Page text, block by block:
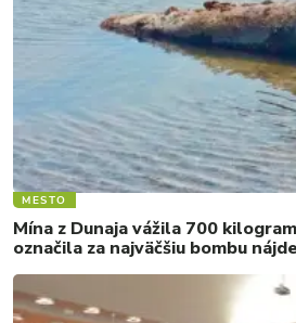
MESTO
Mína z Dunaja vážila 700
označila za najväčšiu bombu